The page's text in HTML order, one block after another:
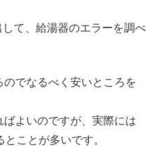
て、給湯器のエラーを調べ
でなるべく安いところを
よいのですが、実際には
ことが多いです。